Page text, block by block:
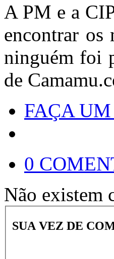
A PM e a
encontrar os
ninguém foi
de
FAÇA
0
Não existem
SUA VEZ DE